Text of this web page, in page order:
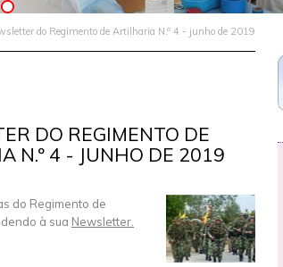
do Regimento de Artilharia N.º 4 - junho de 2019
DO REGIMENTO DE
N.º 4 - JUNHO DE 2019
do Regimento de
à sua Newsletter.